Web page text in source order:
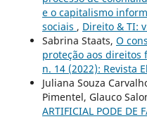
e o capitalismo
sociais , Direito & TI:
Sabrina Staats, O
proteção aos direitos
n. 14 (2022): Revista
Juliana Souza
Pimentel, Glauco
ARTIFICIAL PODE DE